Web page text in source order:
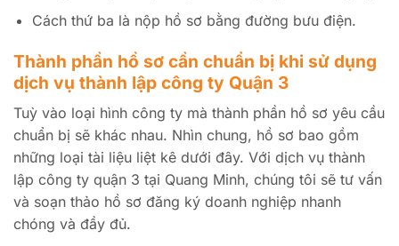
Cách thứ ba là nộp hồ sơ bằng đường bưu điện.
Thành phần hồ sơ cần chuẩn bị khi sử dụng
dịch vụ thành lập công ty Quận 3
Tuỳ vào loại hình công ty mà thành phần hồ sơ yêu cầu
chuẩn bị sẽ khác nhau. Nhìn chung, hồ sơ bao gồm
những loại tài liệu liệt kê dưới đây. Với dịch vụ thành
lập công ty quận 3 tại Quang Minh, chúng tôi sẽ tư vấn
và soạn thảo hồ sơ đăng ký doanh nghiệp nhanh
chóng và đầy đủ.